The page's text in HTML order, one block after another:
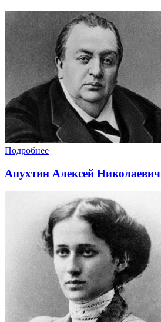
Подробнее
Апухтин Алексей Николаевич